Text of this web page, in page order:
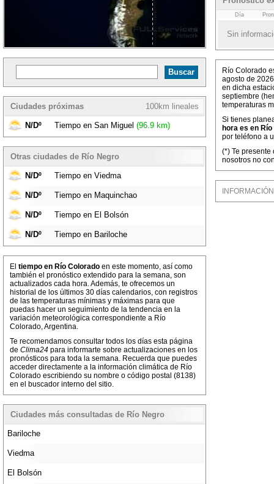
100km lineales
Ciudades próximas
N/Dº Tiempo en San Miguel (96.9 km)
Otras ciudades de Río Negro
N/Dº Tiempo en Viedma
N/Dº Tiempo en Maquinchao
N/Dº Tiempo en El Bolsón
N/Dº Tiempo en Bariloche
El tiempo en Río Colorado en este momento, así como
también el pronóstico extendido para la semana, son
actualizados cada hora. Además, te ofrecemos un
historial de los últimos 30 días calendarios, con registros
de las temperaturas mínimas y máximas para que
puedas hacer un seguimiento de la tendencia en la
variación meteorológica correspondiente a Río
Colorado, Argentina.
Te recomendamos consultar todos los días esta página
de Clima24 para informarte sobre actualizaciones en los
pronósticos para toda la semana. Recuerda que puedes
acceder directamente a la información climática de Río
Colorado escribiendo su nombre o código postal (8138)
en el buscador interno del sitio.
Ciudades más consultadas de Río Negro
Bariloche
Viedma
El Bolsón
Día
Sin
Río Colorado
agosto de
en dicha
septiembre
temperaturas
Si tienes
hora es en
por teléfono a
(*) Te
nosotros no